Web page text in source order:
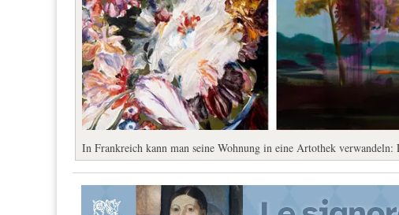
In Frankreich kann man seine Wohnung in eine Artothek